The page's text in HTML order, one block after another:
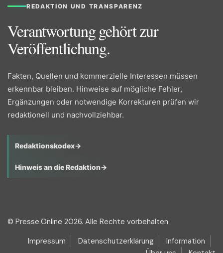
REDAKTION UND TRANSPARENZ
Verantwortung gehört zur
Veröffentlichung.
Fakten, Quellen und kommerzielle Interessen müssen
erkennbar bleiben. Hinweise auf mögliche Fehler,
Ergänzungen oder notwendige Korrekturen prüfen wir
redaktionell und nachvollziehbar.
Redaktionskodex→
Hinweis an die Redaktion→
© Presse.Online 2026. Alle Rechte vorbehalten
Impressum
Datenschutzerklärung
Information